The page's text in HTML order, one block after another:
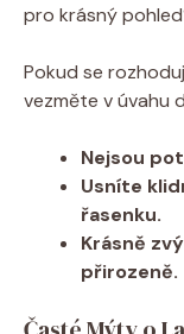
pro krásný
Pokud se
vezměte v úvahu
Nejsou
Usníte
řasenku.
Krásně
přirozeně.